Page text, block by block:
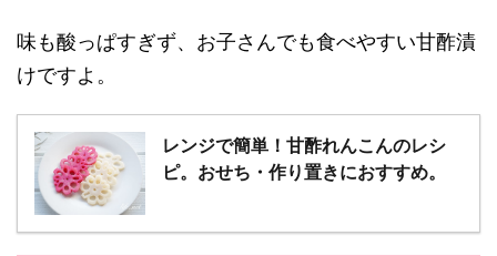
味も酸っぱすぎず、お子さんでも食べやすい甘酢漬
けですよ。
レンジで簡単！甘酢れんこんのレシ
ピ。おせち・作り置きにおすすめ。